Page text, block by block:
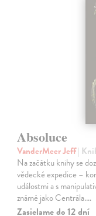
Absoluce
VanderMeer Jeff|
Na začátku knihy se
vědecké expedice –
událostmi a s
známé jako Centrála.…
Zasielame do 12 dní